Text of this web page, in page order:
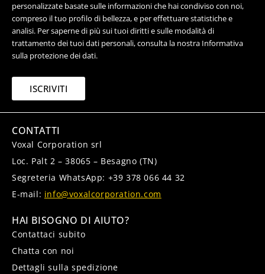
personalizzate basate sulle informazioni che hai condiviso con noi,
compreso il tuo profilo di bellezza, e per effettuare statistiche e
analisi. Per saperne di più sui tuoi diritti e sulle modalità di
trattamento dei tuoi dati personali, consulta la nostra Informativa
sulla protezione dei dati.
ISCRIVITI
CONTATTI
Voxal Corporation srl
Loc. Palt 2 – 38065 – Besagno (TN)
Segreteria WhatsApp: +39 378 066 44 32
E-mail: info@voxalcorporation.com
HAI BISOGNO DI AIUTO?
Contattaci subito
Chatta con noi
Dettagli sulla spedizione